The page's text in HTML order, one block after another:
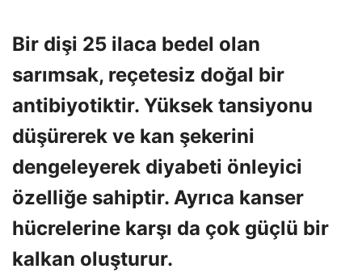
Bir dişi 25 ilaca bedel olan
sarımsak, reçetesiz doğal bir
antibiyotiktir. Yüksek tansiyonu
düşürerek ve kan şekerini
dengeleyerek diyabeti önleyici
özelliğe sahiptir. Ayrıca kanser
hücrelerine karşı da çok güçlü bir
kalkan oluşturur.